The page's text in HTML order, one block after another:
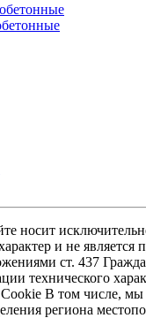
носит
и не является
ст. 437
технического
В том числе,
региона